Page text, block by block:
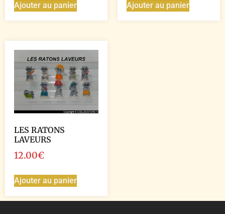
Ajouter au panier Ajouter au panier
LES RATONS
LAVEURS
12.00€
Ajouter au panier